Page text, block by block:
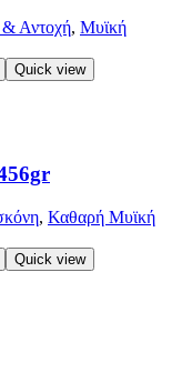
Αντοχή, Μυϊκή
Quick view
, Καθαρή Μυϊκή
Quick view